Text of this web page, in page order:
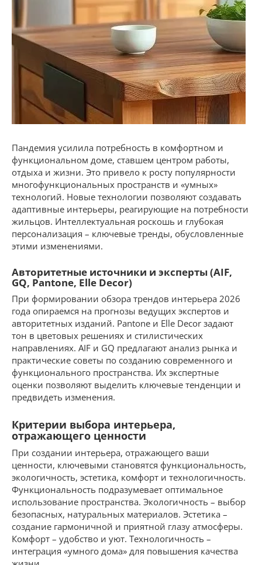
Пандемия усилила потребность в комфортном и
функциональном доме, ставшем центром работы,
отдыха и жизни. Это привело к росту популярности
многофункциональных пространств и «умных»
технологий. Новые технологии позволяют создавать
адаптивные интерьеры, реагирующие на потребности
жильцов. Интеллектуальная роскошь и глубокая
персонализация – ключевые тренды, обусловленные
этими изменениями.
Авторитетные источники и эксперты (AIF,
GQ, Pantone, Elle Decor)
При формировании обзора трендов интерьера 2026
года опираемся на прогнозы ведущих экспертов и
авторитетных изданий. Pantone и Elle Decor задают
тон в цветовых решениях и стилистических
направлениях. AIF и GQ предлагают анализ рынка и
практические советы по созданию современного и
функционального пространства. Их экспертные
оценки позволяют выделить ключевые тенденции и
предвидеть изменения.
Критерии выбора интерьера,
отражающего ценности
При создании интерьера, отражающего ваши
ценности, ключевыми становятся функциональность,
экологичность, эстетика, комфорт и технологичность.
Функциональность подразумевает оптимальное
использование пространства. Экологичность – выбор
безопасных, натуральных материалов. Эстетика –
создание гармоничной и приятной глазу атмосферы.
Комфорт – удобство и уют. Технологичность –
интеграция «умного дома» для повышения качества